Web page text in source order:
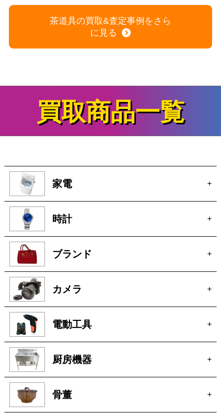
茶道具の買取&査定事例をさら
に見る
買取商品一覧
家電 +
時計 +
ブランド +
カメラ +
電動工具 +
厨房機器 +
骨董 +